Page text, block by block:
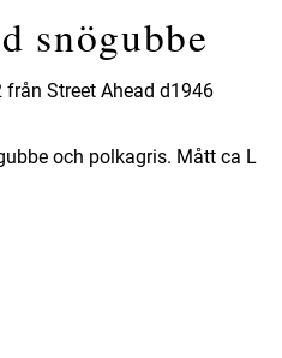
snögubbe
Street Ahead d1946
och polkagris. Mått ca L